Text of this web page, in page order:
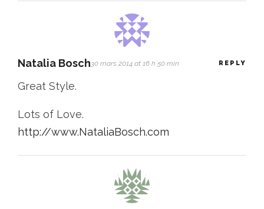
Natalia Bosch30 mars 2014 at 16 h 50 min REPLY
Great Style.
Lots of Love.
http://www.NataliaBosch.com